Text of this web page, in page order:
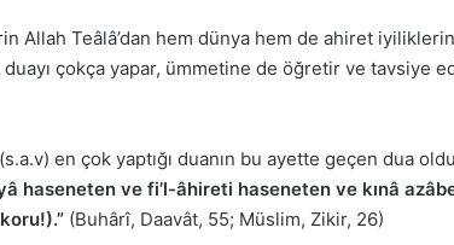
Allah Teâlâ’dan hem dünya hem de ahiret
çokça yapar, ümmetine de öğretir ve tavsiye
en çok yaptığı duanın bu ayette geçen dua
haseneten ve fi’l-âhireti haseneten ve kınâ
(Buhârî, Daavât, 55; Müslim, Zikir, 26)